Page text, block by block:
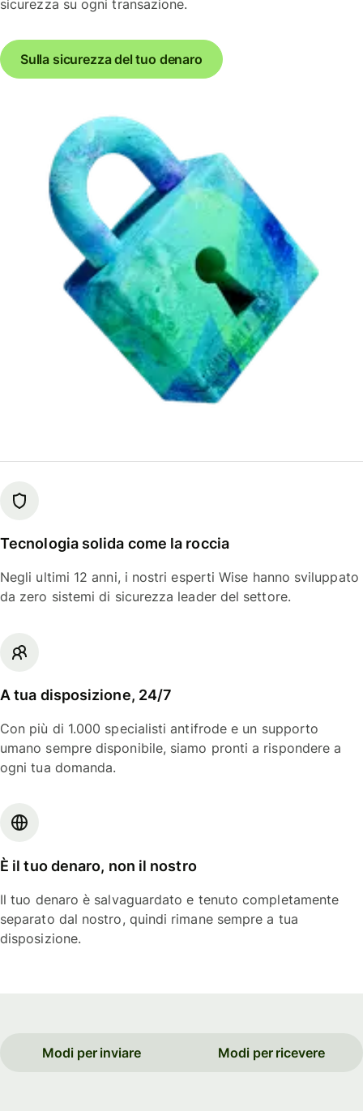
sicurezza su ogni transazione.
Sulla sicurezza del tuo denaro
Tecnologia solida come la roccia
Negli ultimi 12 anni, i nostri esperti Wise hanno sviluppato
da zero sistemi di sicurezza leader del settore.
A tua disposizione, 24/7
Con più di 1.000 specialisti antifrode e un supporto
umano sempre disponibile, siamo pronti a rispondere a
ogni tua domanda.
È il tuo denaro, non il nostro
Il tuo denaro è salvaguardato e tenuto completamente
separato dal nostro, quindi rimane sempre a tua
disposizione.
Modi per inviare Modi per ricevere